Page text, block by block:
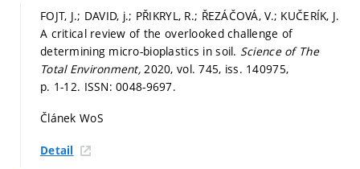
FOJT, J.; DAVID, j.; PŘIKRYL, R.; ŘEZÁČOVÁ, V.; KUČERÍK, J.
A critical review of the overlooked challenge of
determining micro-bioplastics in soil. Science of The
Total Environment, 2020, vol. 745, iss. 140975,
p. 1-12. ISSN: 0048-9697.
Článek WoS
Detail